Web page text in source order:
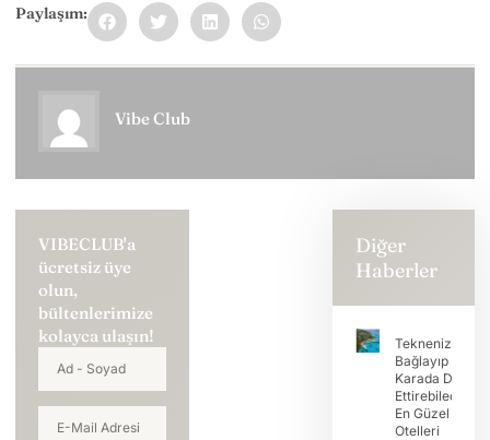
Paylaşım:
Vibe Club
VIBECLUB'a
ücretsiz üye
olun,
bültenlerimize
kolayca ulaşın!
Diğer
Haberler
Teknenizi
Bağlayıp Tatili
Karada Devam
En Güzel Koy
Otelleri